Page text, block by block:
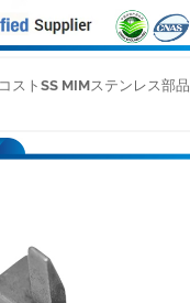
ストSS MIMステンレス部品